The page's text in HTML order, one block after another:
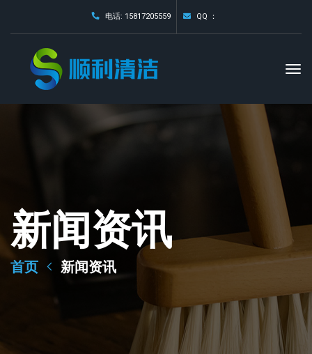
电话: 15817205559 QQ ：
新闻资讯
首页 新闻资讯